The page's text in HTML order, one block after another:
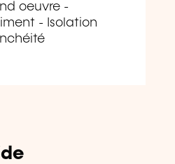
oeuvre -
- Isolation